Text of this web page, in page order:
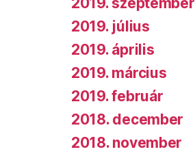
2019. július
2019. április
2019. március
2019. február
2018. december
2018. november